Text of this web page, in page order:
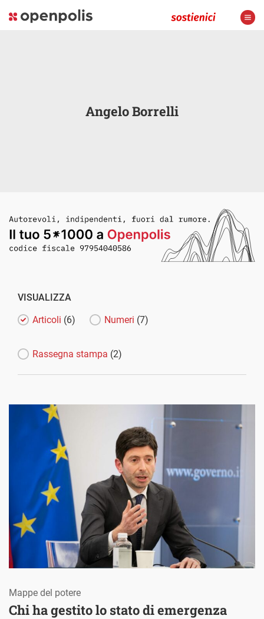
Angelo Borrelli
VISUALIZZA
Articoli (6) Numeri (7)
Rassegna stampa (2)
Chi ha gestito lo stato di emergenza
Mappe del potere